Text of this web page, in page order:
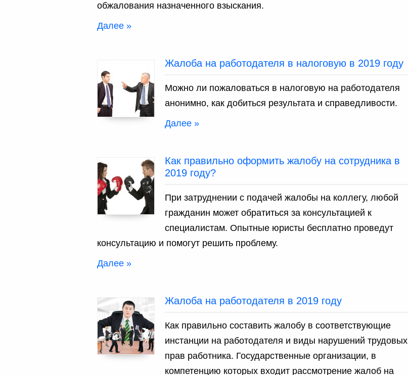
обжалования назначенного взыскания.
Далее »
Жалоба на работодателя в налоговую в 2019 году
Можно ли пожаловаться в налоговую на работодателя
анонимно, как добиться результата и справедливости.
Далее »
Как правильно оформить жалобу на сотрудника в
2019 году?
При затруднении с подачей жалобы на коллегу, любой
гражданин может обратиться за консультацией к
специалистам. Опытные юристы бесплатно проведут
консультацию и помогут решить проблему.
Далее »
Жалоба на работодателя в 2019 году
Как правильно составить жалобу в соответствующие
инстанции на работодателя и виды нарушений трудовых
прав работника. Государственные организации, в
компетенцию которых входит рассмотрение жалоб на